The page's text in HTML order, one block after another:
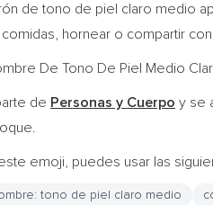
de tono de piel claro medio
hornear o compartir
De Tono De Piel Medio
de Personas y Cuerpo y se
emoji, puedes usar las
tono de piel claro medio